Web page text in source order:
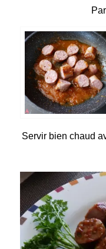
Servir bien chaud